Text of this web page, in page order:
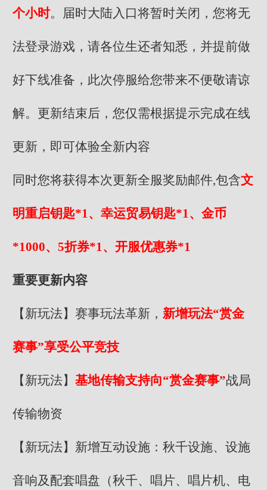
个小时。届时大陆入口将暂时关闭，您将无
法登录游戏，请各位生还者知悉，并提前做
好下线准备，此次停服给您带来不便敬请谅
解。更新结束后，您仅需根据提示完成在线
更新，即可体验全新内容
同时您将获得本次更新全服奖励邮件,包含文
明重启钥匙*1、幸运贸易钥匙*1、金币
*1000、5折券*1、开服优惠券*1
重要更新内容
【新玩法】赛事玩法革新， 新增玩法“赏金
赛事”享受公平竞技
【新玩法】 基地传输支持向“赏金赛事”战局
传输物资
【新玩法】新增互动设施：秋千设施、设施
音响及配套唱盘（秋千、唱片、唱片机、电